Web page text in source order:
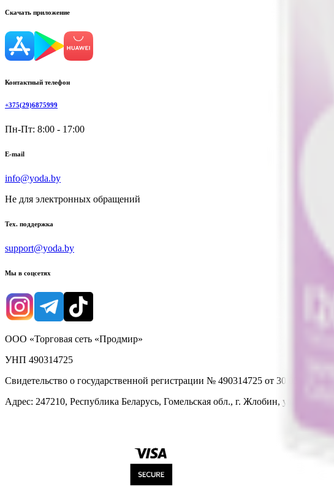
Скачать приложение
Контактный телефон
+375(29)6875999
Пн-Пт: 8:00 - 17:00
E-mail
info@yoda.by
Не для электронных обращений
Тех. поддержка
support@yoda.by
Мы в соцсетях
ООО «Торговая сеть «Продмир»
УНП 490314725
Свидетельство о государственной регистрации № 490314725 от 30.05.2003г
Адрес: 247210, Республика Беларусь, Гомельская обл., г. Жлобин, ул. Козлова